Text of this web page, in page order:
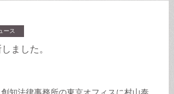
ース
ました。
知法律事務所の東京オフィスに村山泰